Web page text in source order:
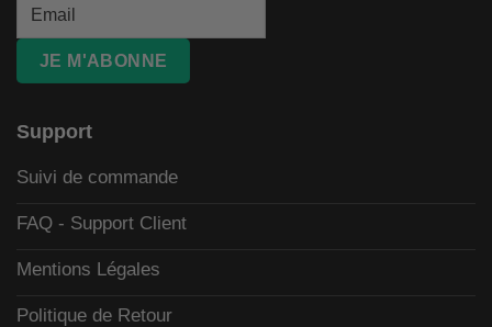
JE M'ABONNE
Support
Suivi de commande
FAQ - Support Client
Mentions Légales
Politique de Retour